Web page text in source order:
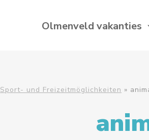
Olmenveld vakanties
Sport- und Freizeitmöglichkeiten »